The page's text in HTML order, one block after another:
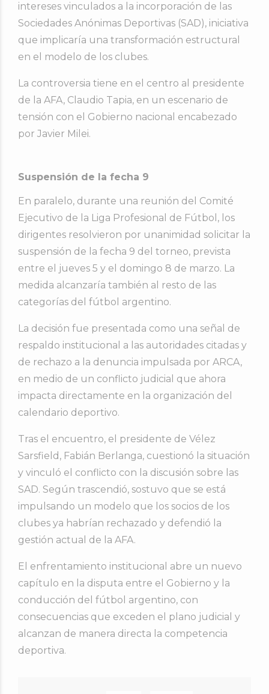
intereses vinculados a la incorporación de las
Sociedades Anónimas Deportivas (SAD), iniciativa
que implicaría una transformación estructural
en el modelo de los clubes.
La controversia tiene en el centro al presidente
de la AFA, Claudio Tapia, en un escenario de
tensión con el Gobierno nacional encabezado
por Javier Milei.
Suspensión de la fecha 9
En paralelo, durante una reunión del Comité
Ejecutivo de la Liga Profesional de Fútbol , los
dirigentes resolvieron por unanimidad solicitar la
suspensión de la fecha 9 del torneo, prevista
entre el jueves 5 y el domingo 8 de marzo. La
medida alcanzaría también al resto de las
categorías del fútbol argentino.
La decisión fue presentada como una señal de
respaldo institucional a las autoridades citadas y
de rechazo a la denuncia impulsada por ARCA,
en medio de un conflicto judicial que ahora
impacta directamente en la organización del
calendario deportivo.
Tras el encuentro, el presidente de Vélez
Sarsfield , Fabián Berlanga, cuestionó la situación
y vinculó el conflicto con la discusión sobre las
SAD. Según trascendió, sostuvo que se está
impulsando un modelo que los socios de los
clubes ya habrían rechazado y defendió la
gestión actual de la AFA.
El enfrentamiento institucional abre un nuevo
capítulo en la disputa entre el Gobierno y la
conducción del fútbol argentino, con
consecuencias que exceden el plano judicial y
alcanzan de manera directa la competencia
deportiva.